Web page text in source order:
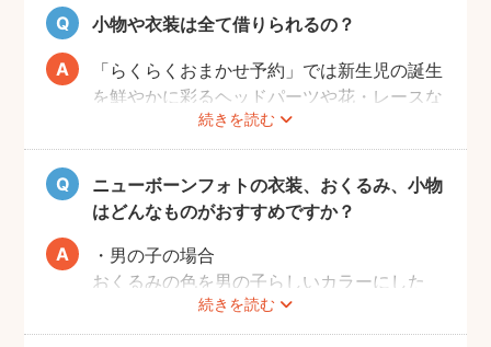
ただし新生児ときょうだいのみの撮影は含ま
れていないのでご了承ください。
「こだわり指名予約」ではフォトグラファー
によって1時間での撮影内容が異なります。
時間内に撮影出来るポーズ数には限りがあり
て、フォトグラファーにご相談しておいてい
ただくことをおすすめいたします。
小物や衣装は全て借りられるの？
続きを読む
「らくらくおまかせ予約」では新生児の誕生
を鮮やかに彩るヘッドパーツや花・レースな
どの人気の小物を全て用意しております。
撮影当日にフォトグラファーが持参いたしま
すのでご準備は不要です。
なお、結婚指輪・婚約指輪や命名書と撮影し
たい場合はあらかじめご用意いただきますよ
うお願いいたします。
「こだわり指名予約」ではフォトグラファー
ごとに用意可能な小物などが異なります。ポ
ニューボーンフォトの衣装、おくるみ、小物
はどんなものがおすすめですか？
続きを読む
・男の子の場合
おくるみの色を男の子らしいカラーにした
スポーツ関連の小物や蝶ネクタイやハット等